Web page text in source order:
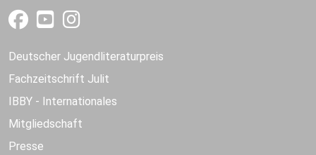
Deutscher Jugendliteraturpreis
Fachzeitschrift Julit
IBBY - Internationales
Mitgliedschaft
Presse